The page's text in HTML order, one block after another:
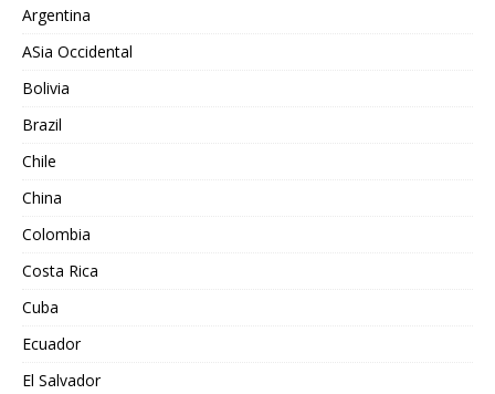
Argentina
ASia Occidental
Bolivia
Brazil
Chile
China
Colombia
Costa Rica
Cuba
Ecuador
El Salvador